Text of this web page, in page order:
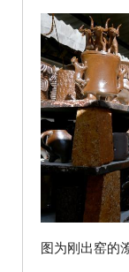
图为刚出窑的